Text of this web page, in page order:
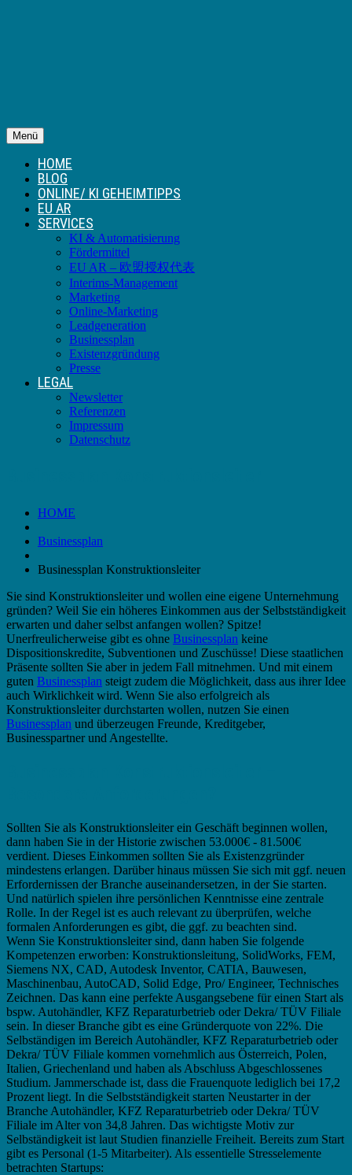
Menü
HOME
BLOG
ONLINE/ KI GEHEIMTIPPS
EU AR
SERVICES
KI & Automatisierung
Fördermittel
EU AR – 欧盟授权代表
Interims-Management
Marketing
Online-Marketing
Leadgeneration
Businessplan
Existenzgründung
Presse
LEGAL
Newsletter
Referenzen
Impressum
Datenschutz
HOME
Businessplan
Businessplan Konstruktionsleiter
Sie sind Konstruktionsleiter und wollen eine eigene Unternehmung
gründen? Weil Sie ein höheres Einkommen aus der Selbstständigkeit
erwarten und daher selbst anfangen wollen? Spitze!
Unerfreulicherweise gibt es ohne Businessplan keine
Dispositionskredite, Subventionen und Zuschüsse! Diese staatlichen
Präsente sollten Sie aber in jedem Fall mitnehmen. Und mit einem
guten Businessplan steigt zudem die Möglichkeit, dass aus ihrer Idee
auch Wirklichkeit wird. Wenn Sie also erfolgreich als
Konstruktionsleiter durchstarten wollen, nutzen Sie einen
Businessplan und überzeugen Freunde, Kreditgeber,
Businesspartner und Angestellte.
Sollten Sie als Konstruktionsleiter ein Geschäft beginnen wollen,
dann haben Sie in der Historie zwischen 53.000€ - 81.500€
verdient. Dieses Einkommen sollten Sie als Existenzgründer
mindestens erlangen. Darüber hinaus müssen Sie sich mit ggf. neuen
Erfordernissen der Branche auseinandersetzen, in der Sie starten.
Und natürlich spielen ihre persönlichen Kenntnisse eine zentrale
Rolle. In der Regel ist es auch relevant zu überprüfen, welche
formalen Anforderungen es gibt, die ggf. zu beachten sind.
Wenn Sie Konstruktionsleiter sind, dann haben Sie folgende
Kompetenzen erworben: Konstruktionsleitung, SolidWorks, FEM,
Siemens NX, CAD, Autodesk Inventor, CATIA, Bauwesen,
Maschinenbau, AutoCAD, Solid Edge, Pro/ Engineer, Technisches
Zeichnen. Das kann eine perfekte Ausgangsebene für einen Start als
bspw. Autohändler, KFZ Reparaturbetrieb oder Dekra/ TÜV Filiale
sein. In dieser Branche gibt es eine Gründerquote von 22%. Die
Selbständigen im Bereich Autohändler, KFZ Reparaturbetrieb oder
Dekra/ TÜV Filiale kommen vornehmlich aus Österreich, Polen,
Italien, Griechenland und haben als Abschluss Abgeschlossenes
Studium. Jammerschade ist, dass die Frauenquote lediglich bei 17,2
Prozent liegt. In die Selbstständigkeit starten Neustarter in der
Branche Autohändler, KFZ Reparaturbetrieb oder Dekra/ TÜV
Filiale im Alter von 34,8 Jahren. Das wichtigste Motiv zur
Selbständigkeit ist laut Studien finanzielle Freiheit. Bereits zum Start
gibt es Personal (1-5 Mitarbeiter). Als essentielle Stresselemente
betrachten Startups: